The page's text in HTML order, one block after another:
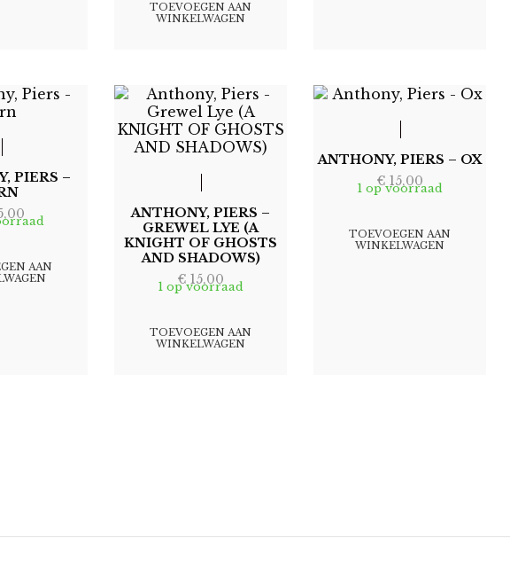
TOEVOEGEN AAN
WINKELWAGEN
PIERS –
AAN
ANTHONY, PIERS –
GREWEL LYE (A
KNIGHT OF GHOSTS
AND SHADOWS)
€ 15,00
1 op voorraad
TOEVOEGEN AAN
WINKELWAGEN
ANTHONY, PIERS – OX
€ 15,00
1 op voorraad
TOEVOEGEN AAN
WINKELWAGEN